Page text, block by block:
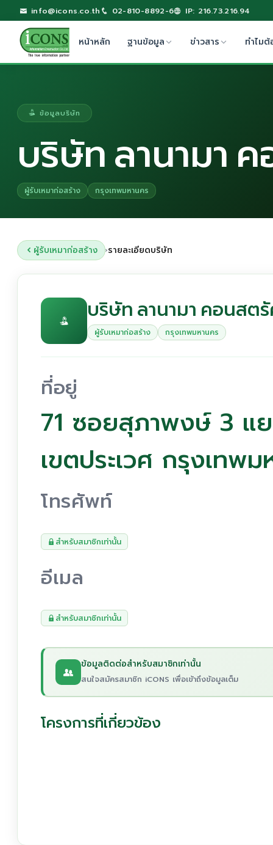
info@icons.co.th 02-810-8892-6 IP: 216.73.216.94
หน้าหลัก ฐานข้อมูล ข่าวสาร ทำไมต้
ข้อมูลบริษัท
บริษัท ลานามา
ผู้รับเหมาก่อสร้าง กรุงเทพมหานคร
ผู้รับเหมาก่อสร้าง ›รายละเอียดบริษัท
บริษัท ลานามา คอนสต
ผู้รับเหมาก่อสร้าง กรุงเทพมหานคร
ที่อยู่
71 ซอยสุภาพงษ์ 3 แ
เขตประเวศ กรุงเทพ
โทรศัพท์
สำหรับสมาชิกเท่านั้น
อีเมล
สำหรับสมาชิกเท่านั้น
ข้อมูลติดต่อสำหรับสมาชิกเท่านั้น
สนใจสมัครสมาชิก iCONS เพื่อเข้าถึงข้อมูลเต็ม
โครงการที่เกี่ยวข้อง